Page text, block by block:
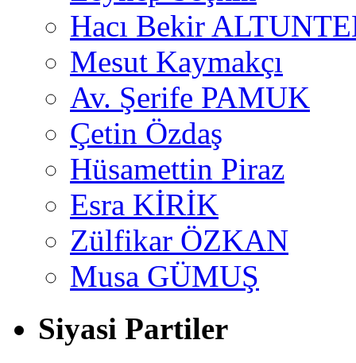
Hacı Bekir
Mesut Kaymakçı
Av. Şerife PAMUK
Çetin Özdaş
Hüsamettin Piraz
Esra KİRİK
Zülfikar ÖZKAN
Musa GÜMUŞ
Siyasi Partiler